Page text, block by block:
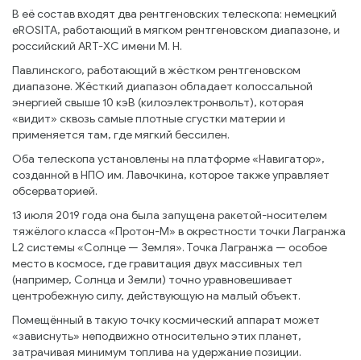
В её состав входят два рентгеновских телескопа: немецкий
eROSITA, работающий в мягком рентгеновском диапазоне, и
российский ART-XC имени М. Н.
Павлинского, работающий в жёстком рентгеновском
диапазоне. Жёсткий диапазон обладает колоссальной
энергией свыше 10 кэВ (килоэлектронвольт), которая
«видит» сквозь самые плотные сгустки материи и
применяется там, где мягкий бессилен.
Оба телескопа установлены на платформе «Навигатор»,
созданной в НПО им. Лавочкина, которое также управляет
обсерваторией.
13 июля 2019 года она была запущена ракетой-носителем
тяжёлого класса «Протон-М» в окрестности точки Лагранжа
L2 системы «Солнце — Земля». Точка Лагранжа — особое
место в космосе, где гравитация двух массивных тел
(например, Солнца и Земли) точно уравновешивает
центробежную силу, действующую на малый объект.
Помещённый в такую точку космический аппарат может
«зависнуть» неподвижно относительно этих планет,
затрачивая минимум топлива на удержание позиции.